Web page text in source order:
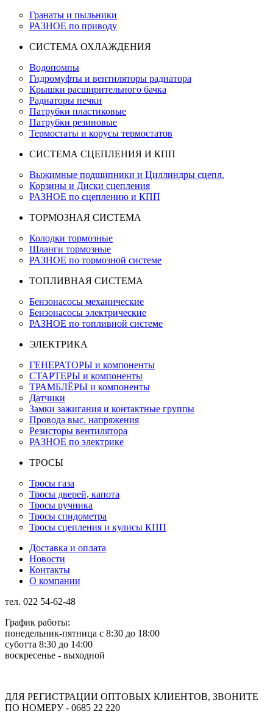
Гранаты и пыльники
РАЗНОЕ по приводу
СИСТЕМА ОХЛАЖДЕНИЯ
Водопомпы
Гидромуфты и вентиляторы радиатора
Крышки расширительного бачка
Радиаторы печки
Патрубки пластиковые
Патрубки резиновые
Термостаты и корусы термостатов
СИСТЕМА СЦЕПЛЕНИЯ И КПП
Выжимные подшипники и Циллиндры сцепл.
Корзины и Диски сцепления
РАЗНОЕ по сцеплению и КПП
ТОРМОЗНАЯ СИСТЕМА
Колодки тормозные
Шланги тормозные
РАЗНОЕ по тормозной системе
ТОПЛИВНАЯ СИСТЕМА
Бензонасосы механические
Бензонасосы электрические
РАЗНОЕ по топливной системе
ЭЛЕКТРИКА
ГЕНЕРАТОРЫ и компоненты
СТАРТЕРЫ и компоненты
ТРАМБЛЁРЫ и компоненты
Датчики
Замки зажигания и контактные группы
Провода выс. напряжения
Резисторы вентилятора
РАЗНОЕ по электрике
ТРОСЫ
Тросы газа
Тросы дверей, капота
Тросы ручника
Тросы спидометра
Тросы сцепления и кулисы КПП
Доставка и оплата
Новости
Контакты
О компании
тел. 022 54-62-48
График работы:
понедельник-пятница с 8:30 до 18:00
суботта 8:30 до 14:00
воскресенье - выходной
ДЛЯ РЕГИСТРАЦИИ ОПТОВЫХ КЛИЕНТОВ, ЗВОНИТЕ
ПО НОМЕРУ - 0685 22 220